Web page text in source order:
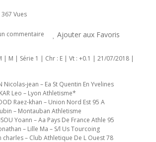
367 Vues
commentaire Ajouter aux Favoris
| M | Série 1 | Chr : E | Vt : +0.1 | 21/07/2018 |
Nicolas-jean – Ea St Quentin En Yvelines
Leo – Lyon Athletisme*
Raez-khan – Union Nord Est 95 A
– Montauban Athletisme
Yoann – Aa Pays De France Athle 95
– Lille Ma – S/l Us Tourcoing
charles – Club Athletique De L Ouest 78